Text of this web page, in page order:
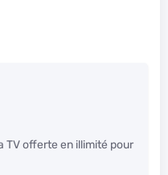
TV offerte en illimité pour